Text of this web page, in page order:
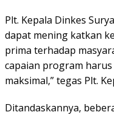
Plt. Kepala Dinkes
dapat mening katkan
prima terhadap
capaian program
maksimal,” tegas Plt.
Ditandaskannya,